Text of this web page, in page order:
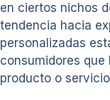
en ciertos nichos
tendencia hacia
personalizadas
consumidores
producto o